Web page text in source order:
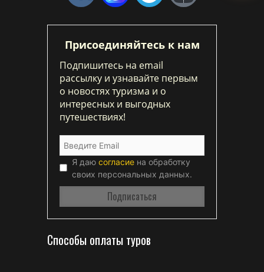
Присоединяйтесь к нам
Подпишитесь на email
рассылку и узнавайте первым
о новостях туризма и о
интересных и выгодных
путешествиях!
Я даю согласие на обработку
своих персональных данных.
Способы оплаты туров